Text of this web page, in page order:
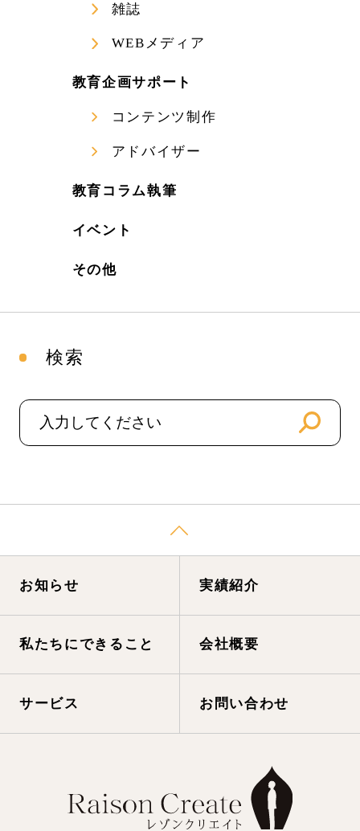
雑誌
WEBメディア
教育企画サポート
コンテンツ制作
アドバイザー
教育コラム執筆
イベント
その他
検索
お知らせ 実績紹介
私たちにできること 会社概要
サービス お問い合わせ